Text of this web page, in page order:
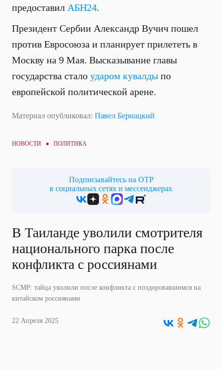
предоставил АБН24.
Президент Сербии Александр Вучич пошел
против Евросоюза и планирует прилететь в
Москву на 9 Мая. Высказывание главы
государства стало ударом кувалды по
европейской политической арене.
Материал опубликовал: Павел Бернацкий
НОВОСТИ ● ПОЛИТИКА
Подписывайтесь на ОТР
в социальных сетях и мессенджерах
В Таиланде уволили смотрителя
национального парка после
конфликта с россиянами
SCMP: тайца уволили после конфликта с поздоровавшимся на
китайском россиянами
22 Апреля 2025